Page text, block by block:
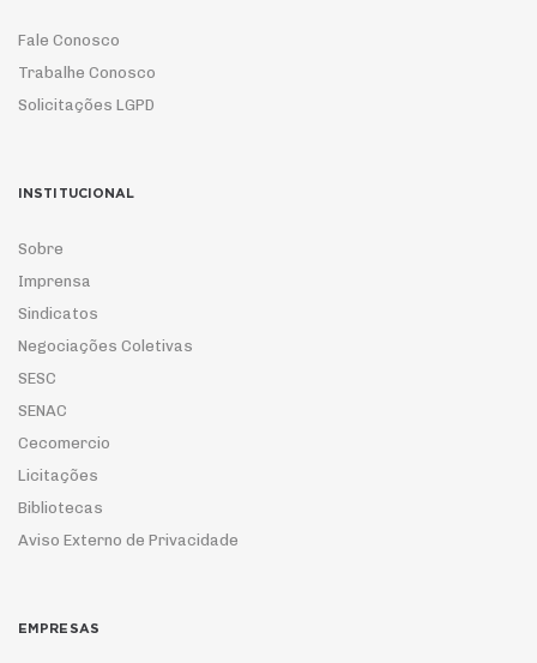
Fale Conosco
Trabalhe Conosco
Solicitações LGPD
INSTITUCIONAL
Sobre
Imprensa
Sindicatos
Negociações Coletivas
SESC
SENAC
Cecomercio
Licitações
Bibliotecas
Aviso Externo de Privacidade
EMPRESAS